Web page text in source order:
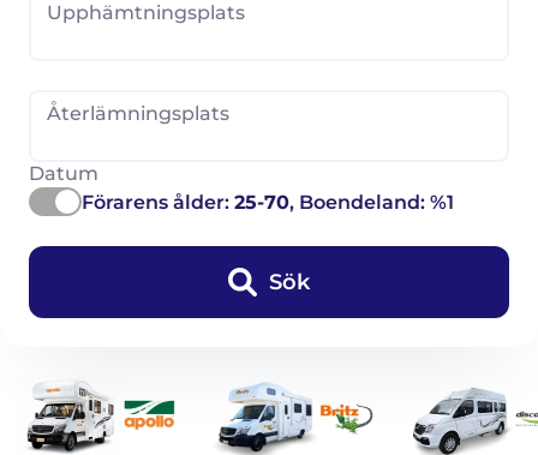
Upphämtningsplats
Återlämningsplats
Datum
Förarens ålder: 25-70, Boendeland: %1
Sök